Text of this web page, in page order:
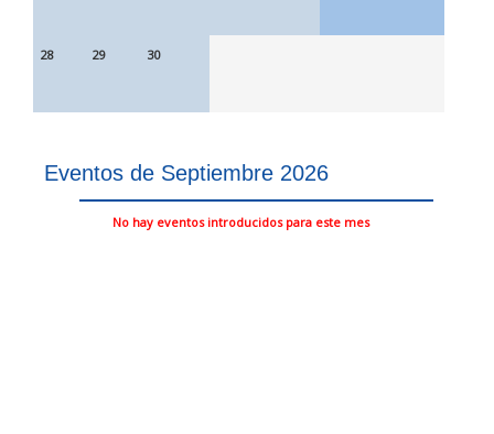
28 29 30
Eventos de Septiembre 2026
No hay eventos introducidos para este mes